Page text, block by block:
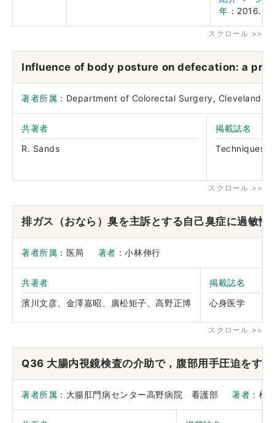
年 ：
Influence of body posture on defecation: a
著者所属 ：Department of Colorectal Surgery,
共著者
R. Sands
掲載誌名
Techniques
排ガス（おなら）臭を主訴とする自己臭症に過敏性
著者所属 ：医局 著者 ：小林伸行
共著者
濱川文彦、金澤嘉昭、廣松矩子、高野正博
掲載誌名
心身医学
Q36 大腸内視鏡検査の介助で，腹部用手圧迫をす
著者所属 ：大腸肛門病センター高野病院 看護部著者 ：